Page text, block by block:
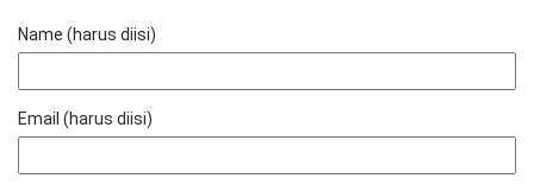
Name (harus diisi)
Email (harus diisi)